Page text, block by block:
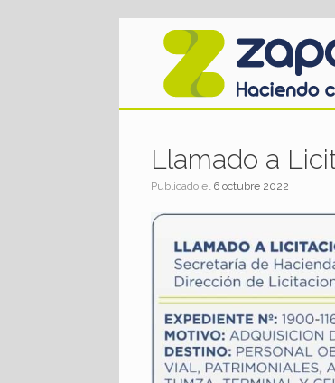
Llamado a
Publicado el 6 octubre 2022